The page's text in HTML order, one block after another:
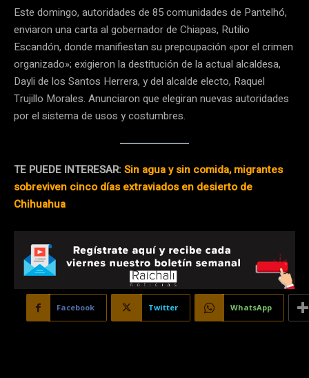
Este domingo, autoridades de 85 comunidades de Pantelhó,
enviaron una carta al gobernador de Chiapas, Rutilio
Escandón, donde manifiestan su prepcupación «por el crimen
organizado»; exigieron la destitución de la actual alcaldesa,
Dayli de los Santos Herrera, y del alcalde electo, Raquel
Trujillo Morales. Anunciaron que elegiran nuevas autoridades
por el sistema de usos y costumbres.
TE PUEDE INTERESAR:Sin agua y sin comida, migrantes
sobreviven cinco días extraviados en desierto de
Chihuahua
Facebook Twitter WhatsApp